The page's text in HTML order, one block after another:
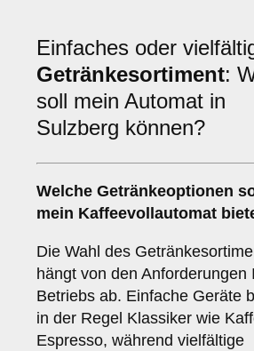
Einfaches oder
Getränkesortiment:
soll mein Automat in
Sulzberg können?
Welche Getränkeoptionen
mein Kaffeevollautomat
Die Wahl des
hängt von den Anforderungen
Betriebs ab. Einfache Geräte
in der Regel Klassiker wie
Espresso, während vielfältige